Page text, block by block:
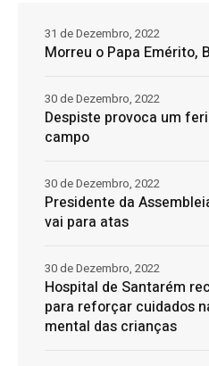
Morreu o Papa Emérito,
31 de Dezembro, 2022
Despiste provoca um
campo
30 de Dezembro, 2022
Presidente da
vai para atas
30 de Dezembro, 2022
Hospital de Santarém
para reforçar cuidados
mental das crianças
30 de Dezembro, 2022